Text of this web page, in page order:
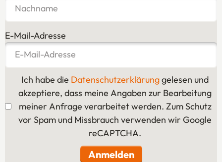
E-Mail-Adresse
Ich habe die Datenschutzerklärung(Öffnet in
gelesen und
akzeptiere, dass meine Angaben zur Bearbeitung
meiner Anfrage verarbeitet werden. Zum Schutz
vor Spam und Missbrauch verwenden wir Google
reCAPTCHA.
Anmelden